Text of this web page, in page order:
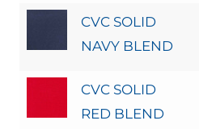
CVC SOLID
NAVY BLEND
CVC SOLID
RED BLEND